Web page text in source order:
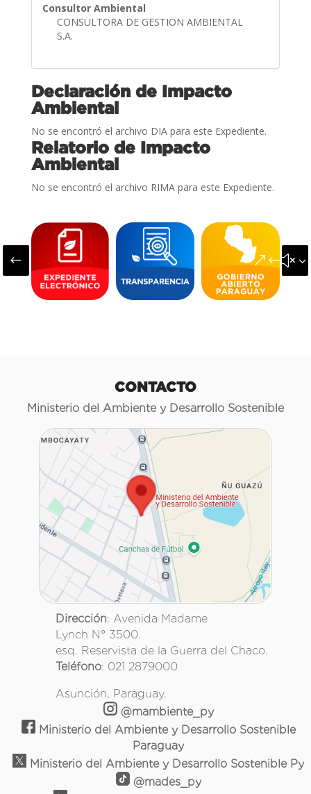
Consultor Ambiental
CONSULTORA DE GESTION AMBIENTAL
S.A.
Declaración de Impacto
Ambiental
No se encontró el archivo DIA para este Expediente.
Relatorio de Impacto
Ambiental
No se encontró el archivo RIMA para este Expediente.
#
CONTACTO
Ministerio del Ambiente y Desarrollo Sostenible
Dirección: Avenida Madame
Lynch N° 3500.
esq. Reservista de la Guerra del Chaco.
Teléfono: 021 2879000
Asunción, Paraguay.
@mambiente_py
Ministerio del Ambiente y Desarrollo Sostenible
Paraguay
Ministerio del Ambiente y Desarrollo Sostenible Py
@mades_py